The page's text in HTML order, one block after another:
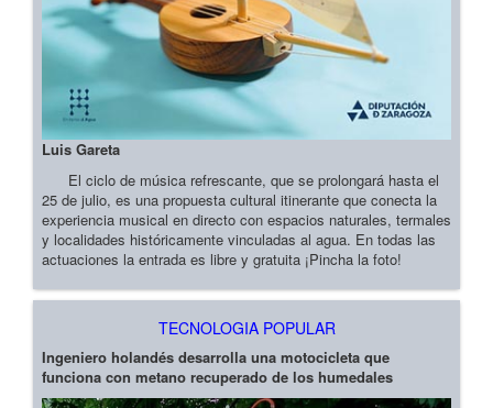
Luis Gareta
El ciclo de música refrescante, que se prolongará hasta el
25 de julio, es una propuesta cultural itinerante que conecta la
experiencia musical en directo con espacios naturales, termales
y localidades históricamente vinculadas al agua. En todas las
actuaciones la entrada es libre y gratuita ¡Pincha la foto!
TECNOLOGIA POPULAR
Ingeniero holandés desarrolla una motocicleta que
funciona con metano recuperado de los humedales